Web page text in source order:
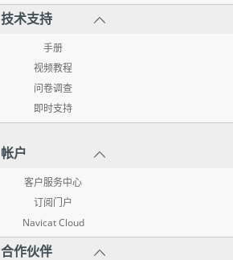
技术支持
手册
视频教程
问卷调查
即时支持
帐户
客户服务中心
订阅门户
Navicat Cloud
合作伙伴